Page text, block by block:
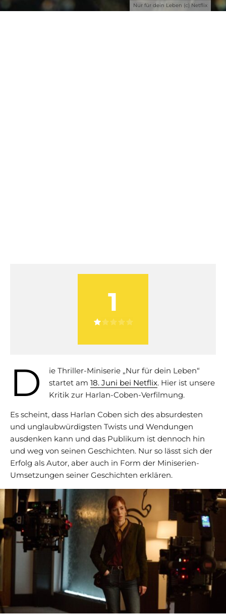
Nur für dein Leben (c) Netflix
1
D
ie Thriller-Miniserie „Nur für dein Leben“
startet am 18. Juni bei Netflix. Hier ist unsere
Kritik zur Harlan-Coben-Verfilmung.
Es scheint, dass Harlan Coben sich des absurdesten
und unglaubwürdigsten Twists und Wendungen
ausdenken kann und das Publikum ist dennoch hin
und weg von seinen Geschichten. Nur so lässt sich der
Erfolg als Autor, aber auch in Form der Miniserien-
Umsetzungen seiner Geschichten erklären.